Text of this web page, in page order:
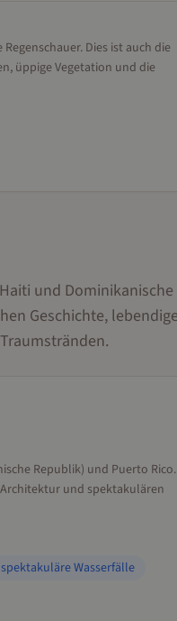
Dies ist auch die
üppige Vegetation und die
und Dominikanische
Geschichte,
Republik) und Puerto
und spektakulären
Wasserfälle